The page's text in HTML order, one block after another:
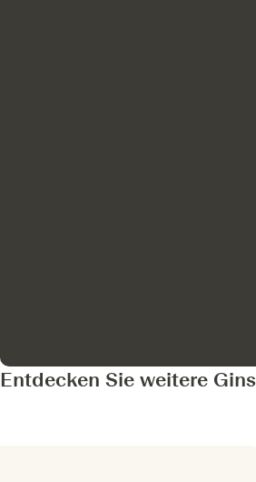
Entdecken Sie weitere Gins